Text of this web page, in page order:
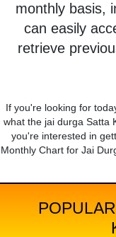
monthly basis,
can easily
retrieve
If you're looking for
what the jai durga Satta
you're interested in
Monthly Chart for Jai